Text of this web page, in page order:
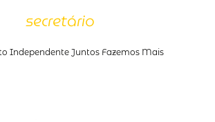
secretário
Independente Juntos Fazemos Mais